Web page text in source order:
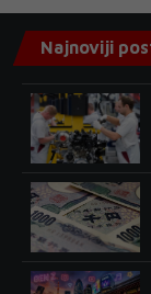
Najnoviji